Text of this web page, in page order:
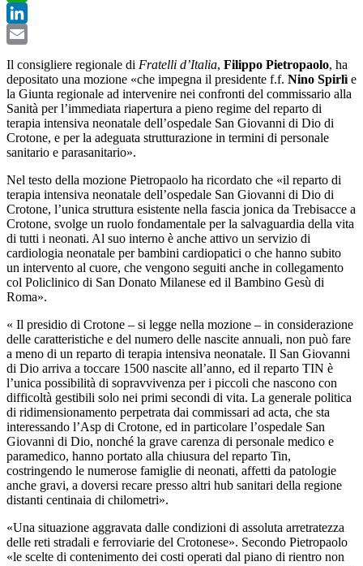
WhatsApp
LinkedIn
Il consigliere regionale di Fratelli d’Italia, Filippo Pietropaolo, ha
depositato una mozione «che impegna il presidente f.f. Nino Spirlìe
la Giunta regionale ad intervenire nei confronti del commissario alla
Sanità per l’immediata riapertura a pieno regime del reparto di
terapia intensiva neonatale dell’ospedale San Giovanni di Dio di
Crotone, e per la adeguata strutturazione in termini di personale
sanitario e parasanitario».
Nel testo della mozione Pietropaolo ha ricordato che «il reparto di
terapia intensiva neonatale dell’ospedale San Giovanni di Dio di
Crotone, l’unica struttura esistente nella fascia jonica da Trebisacce a
Crotone, svolge un ruolo fondamentale per la salvaguardia della vita
di tutti i neonati. Al suo interno è anche attivo un servizio di
cardiologia neonatale per bambini cardiopatici o che hanno subito
un intervento al cuore, che vengono seguiti anche in collegamento
col Policlinico di San Donato Milanese ed il Bambino Gesù di
Roma».
« Il presidio di Crotone – si legge nella mozione – in considerazione
delle caratteristiche e del numero delle nascite annuali, non può fare
a meno di un reparto di terapia intensiva neonatale. Il San Giovanni
di Dio arriva a toccare 1500 nascite all’anno, ed il reparto TIN è
l’unica possibilità di sopravvivenza per i piccoli che nascono con
difficoltà gestibili solo nei primi secondi di vita. La generale politica
di ridimensionamento perpetrata dai commissari ad acta, che sta
interessando l’Asp di Crotone, ed in particolare l’ospedale San
Giovanni di Dio, nonché la grave carenza di personale medico e
paramedico, hanno portato alla chiusura del reparto Tin,
costringendo le numerose famiglie di neonati, affetti da patologie
anche gravi, a doversi recare presso altri hub sanitari della regione
distanti centinaia di chilometri».
«Una situazione aggravata dalle condizioni di assoluta arretratezza
delle reti stradali e ferroviarie del Crotonese». Secondo Pietropaolo
«le scelte di contenimento dei costi operati dal piano di rientro non